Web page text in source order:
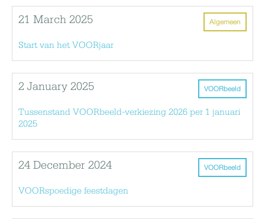
Algemeen
21 March 2025
Start van het VOORjaar
VOORbeeld
2 January 2025
Tussenstand VOORbeeld-verkiezing 2026 per 1 januari
2025
VOORbeeld
24 December 2024
VOORspoedige feestdagen